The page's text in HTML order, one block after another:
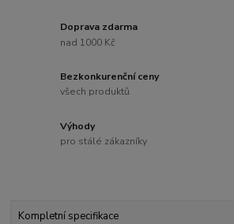
Doprava zdarma
nad 1000 Kč
Bezkonkurenční ceny
všech produktů
Výhody
pro stálé zákazníky
Kompletní specifikace